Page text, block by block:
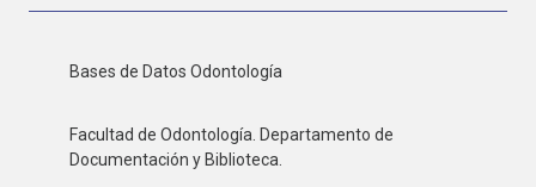
Bases de Datos Odontología
Facultad de Odontología. Departamento de
Documentación y Biblioteca.